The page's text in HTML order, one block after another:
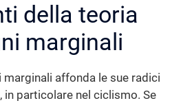
della teoria
marginali
marginali affonda le sue radici
particolare nel ciclismo. Se